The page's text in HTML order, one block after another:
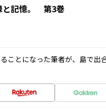
と記憶。 第3巻
ことになった筆者が、島で出